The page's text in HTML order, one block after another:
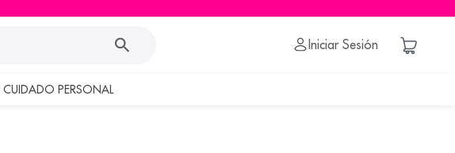
Iniciar Sesión
CUIDADO PERSONAL